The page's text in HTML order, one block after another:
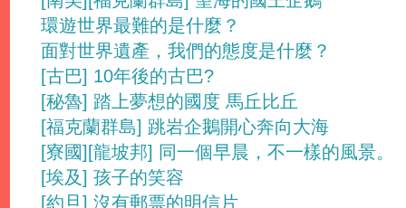
環遊世界最難的是什麼？
面對世界遺產，我們的態度是什麼？
[古巴] 10年後的古巴?
[秘魯] 踏上夢想的國度 馬丘比丘
[福克蘭群島] 跳岩企鵝開心奔向大海
[寮國][龍坡邦] 同一個早晨，不一樣的風景。
[埃及] 孩子的笑容
[約旦] 沒有郵票的明信片